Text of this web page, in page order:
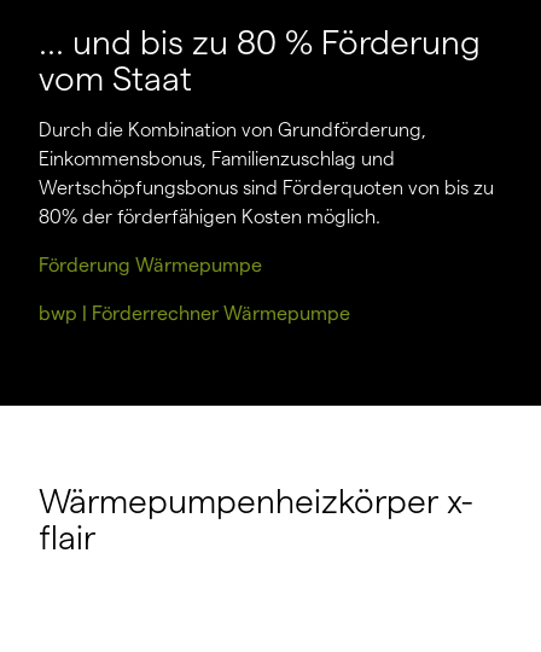
... und bis zu 80 % Förderung
vom Staat
Durch die Kombination von Grundförderung,
Einkommensbonus, Familienzuschlag und
Wertschöpfungsbonus sind Förderquoten von bis zu
80% der förderfähigen Kosten möglich.
Förderung Wärmepumpe
bwp | Förderrechner Wärmepumpe
Wärmepumpenheizkörper x-
flair